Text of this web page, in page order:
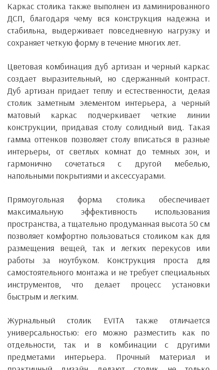
Каркас столика также выполнен из ламинированного
ДСП, благодаря чему вся конструкция надежна и
стабильна, выдерживает повседневную нагрузку и
сохраняет четкую форму в течение многих лет.
Цветовая комбинация дуб артизан и черный каркас
создает выразительный, но сдержанный контраст.
Дуб артизан придает теплу и естественности, делая
столик заметным элементом интерьера, а черный
матовый каркас подчеркивает четкие линии
конструкции, придавая столу солидный вид. Такая
гамма оттенков позволяет столу вписаться в разные
интерьеры, от светлых комнат до темных зон, и
гармонично сочетаться с другой мебелью,
напольными покрытиями и аксессуарами.
Прямоугольная форма столика обеспечивает
максимальную эффективность использования
пространства, а тщательно продуманная высота 50 см
позволяет комфортно пользоваться столиком как для
размещения вещей, так и легких перекусов или
работы за ноутбуком. Конструкция проста для
самостоятельного монтажа и не требует специальных
инструментов, что делает процесс установки
быстрым и легким.
Журнальный столик EVITA также отличается
универсальностью: его можно разместить как по
отдельности, так и в комбинации с другими
предметами интерьера. Прочный материал и